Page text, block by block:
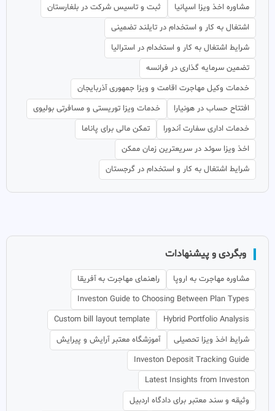
مشاوره اخذ ویزا اسپانیا
ثبت و تاسیس شرکت در بلغارستان
اشتغال به کار و استخدام در تایلند تضمینی
شرایط اشتغال به کار و استخدام در استرالیا
تضمین سرمایه گذاری در فرانسه
خدمات وکیل مهاجرت اقامت و ویزا جمهوری آذربایجان
افتتاح حساب در هونیارا
خدمات ویزا توریستی و مسافرتی بولیوی
خدمات اداری سفارت آندورا
تمکن مالی برای پاناما
اخذ ویزا سوئد در سریعترین زمان ممکن
شرایط اشتغال به کار و استخدام در گرجستان
وبگردی و پیشنهادات
مشاوره مهاجرت به اروپا
راهنمای مهاجرت به آفریقا
Investon Guide to Choosing Between Plan Types
Hybrid Portfolio Analysis
Custom bill layout template
شرایط اخذ ویزا تحصیلی
آموزشگاه معتبر آرایش و پیرایش
Investon Deposit Tracking Guide
Latest Insights from Investon
وثیقه و سند معتبر برای دادگاه اردبیل